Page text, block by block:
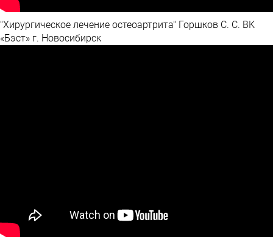
"Хирургическое лечение остеоартрита" Горшков С. С. ВК
«Бэст» г. Новосибирск